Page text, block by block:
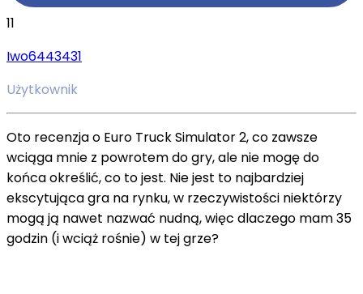
11
Iwo6443431
Użytkownik
Oto recenzja o Euro Truck Simulator 2, co zawsze
wciąga mnie z powrotem do gry, ale nie mogę do
końca określić, co to jest. Nie jest to najbardziej
ekscytująca gra na rynku, w rzeczywistości niektórzy
mogą ją nawet nazwać nudną, więc dlaczego mam 35
godzin (i wciąż rośnie) w tej grze?